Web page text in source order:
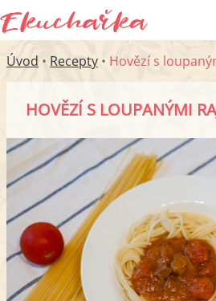
Úvod • Recepty • Hovězí s
HOVĚZÍ S LOUPANÝMI